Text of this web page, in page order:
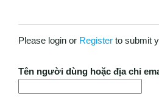
Please login or Register to submit
Tên người dùng hoặc địa chỉ